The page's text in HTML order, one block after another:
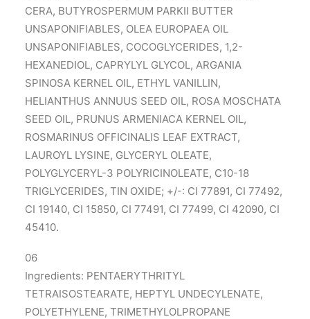
CERA, BUTYROSPERMUM PARKII BUTTER
UNSAPONIFIABLES, OLEA EUROPAEA OIL
UNSAPONIFIABLES, COCOGLYCERIDES, 1,2-
HEXANEDIOL, CAPRYLYL GLYCOL, ARGANIA
SPINOSA KERNEL OIL, ETHYL VANILLIN,
HELIANTHUS ANNUUS SEED OIL, ROSA MOSCHATA
SEED OIL, PRUNUS ARMENIACA KERNEL OIL,
ROSMARINUS OFFICINALIS LEAF EXTRACT,
LAUROYL LYSINE, GLYCERYL OLEATE,
POLYGLYCERYL-3 POLYRICINOLEATE, C10-18
TRIGLYCERIDES, TIN OXIDE; +/-: CI 77891, CI 77492,
CI 19140, CI 15850, CI 77491, CI 77499, CI 42090, CI
45410.
06
Ingredients: PENTAERYTHRITYL
TETRAISOSTEARATE, HEPTYL UNDECYLENATE,
POLYETHYLENE, TRIMETHYLOLPROPANE